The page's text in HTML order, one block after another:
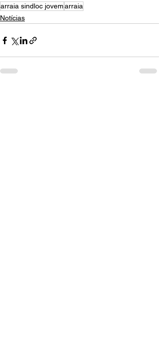
arraia sindloc jovemarraia
Notícias